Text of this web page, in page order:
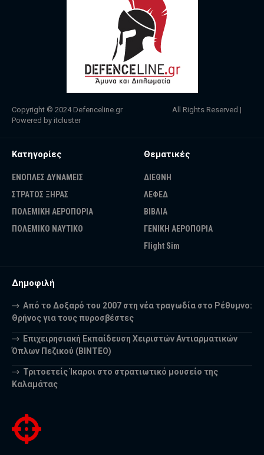
Copyright © 2024 Defenceline.gr All Rights Reserved |
Powered by itcluster
Κατηγορίες
ΕΝΟΠΛΕΣ ΔΥΝΑΜΕΙΣ
ΣΤΡΑΤΟΣ ΞΗΡΑΣ
ΠΟΛΕΜΙΚΗ ΑΕΡΟΠΟΡΙΑ
ΠΟΛΕΜΙΚΟ ΝΑΥΤΙΚΟ
Θεματικές
ΔΙΕΘΝΗ
ΛΕΦΕΔ
ΒΙΒΛΙΑ
ΓΕΝΙΚΗ ΑΕΡΟΠΟΡΙΑ
Flight Sim
Δημοφιλή
Από το Δοξαρό του 2007 στη νέα τραγωδία στο Ρέθυμνο:
Θρήνος για τους πυροσβέστες
Επιχειρησιακή Εκπαίδευση Χειριστών Αντιαρματικών
Όπλων Πεζικού (ΒΙΝΤΕΟ)
Τριτοετείς Ίκαροι στο στρατιωτικό μουσείο της
Καλαμάτας